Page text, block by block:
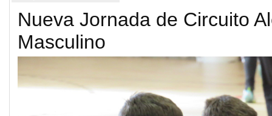
Nueva Jornada de Circuito
Masculino